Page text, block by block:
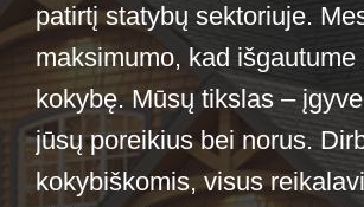
patirtį statybų sektoriuje.
maksimumo, kad išgautume
kokybę. Mūsų tikslas –
jūsų poreikius bei norus.
kokybiškomis, visus